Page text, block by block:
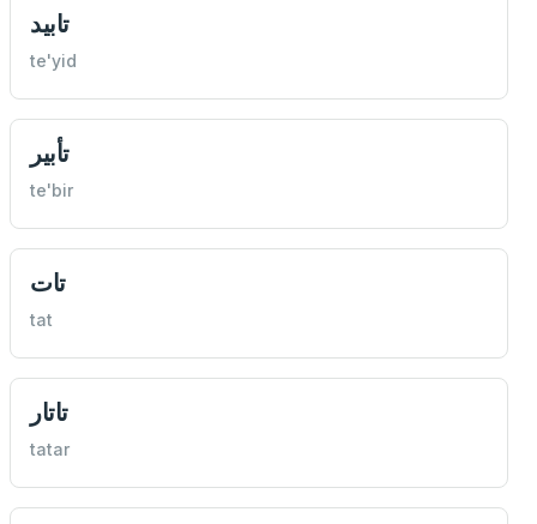
تابيد
te'yid
تأبير
te'bir
تات
tat
تاتار
tatar